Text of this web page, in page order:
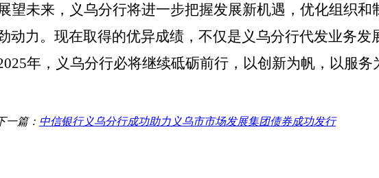
望未来， 义乌分行将进一步把握发展新机遇 ， 优化组织和
动力。 现在取得的优异成绩，不仅是义乌分行代发业务
年，义乌分行必将继续砥砺前行，以创新为帆，以服
一篇： 中信银行义乌分行成功助力义乌市市场发展集团债券成功发行